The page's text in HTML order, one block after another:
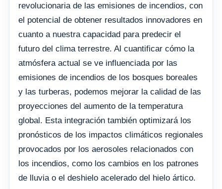
revolucionaria de las emisiones de incendios, con
el potencial de obtener resultados innovadores en
cuanto a nuestra capacidad para predecir el
futuro del clima terrestre. Al cuantificar cómo la
atmósfera actual se ve influenciada por las
emisiones de incendios de los bosques boreales
y las turberas, podemos mejorar la calidad de las
proyecciones del aumento de la temperatura
global. Esta integración también optimizará los
pronósticos de los impactos climáticos regionales
provocados por los aerosoles relacionados con
los incendios, como los cambios en los patrones
de lluvia o el deshielo acelerado del hielo ártico.